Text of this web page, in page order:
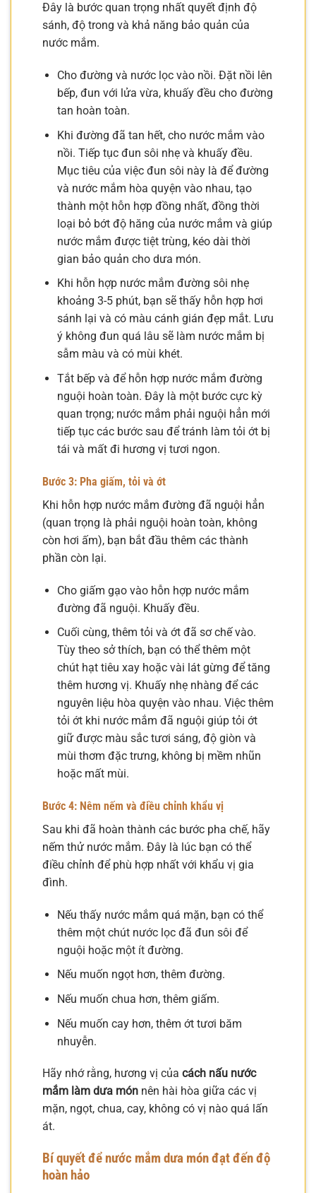
Đây là bước quan trọng nhất quyết định độ
sánh, độ trong và khả năng bảo quản của
nước mắm.
Cho đường và nước lọc vào nồi. Đặt nồi lên
bếp, đun với lửa vừa, khuấy đều cho đường
tan hoàn toàn.
Khi đường đã tan hết, cho nước mắm vào
nồi. Tiếp tục đun sôi nhẹ và khuấy đều.
Mục tiêu của việc đun sôi này là để đường
và nước mắm hòa quyện vào nhau, tạo
thành một hỗn hợp đồng nhất, đồng thời
loại bỏ bớt độ hăng của nước mắm và giúp
nước mắm được tiệt trùng, kéo dài thời
gian bảo quản cho dưa món.
Khi hỗn hợp nước mắm đường sôi nhẹ
khoảng 3-5 phút, bạn sẽ thấy hỗn hợp hơi
sánh lại và có màu cánh gián đẹp mắt. Lưu
ý không đun quá lâu sẽ làm nước mắm bị
sẫm màu và có mùi khét.
Tắt bếp và để hỗn hợp nước mắm đường
nguội hoàn toàn. Đây là một bước cực kỳ
quan trọng; nước mắm phải nguội hẳn mới
tiếp tục các bước sau để tránh làm tỏi ớt bị
tái và mất đi hương vị tươi ngon.
Bước 3: Pha giấm, tỏi và ớt
Khi hỗn hợp nước mắm đường đã nguội hẳn
(quan trọng là phải nguội hoàn toàn, không
còn hơi ấm), bạn bắt đầu thêm các thành
phần còn lại.
Cho giấm gạo vào hỗn hợp nước mắm
đường đã nguội. Khuấy đều.
Cuối cùng, thêm tỏi và ớt đã sơ chế vào.
Tùy theo sở thích, bạn có thể thêm một
chút hạt tiêu xay hoặc vài lát gừng để tăng
thêm hương vị. Khuấy nhẹ nhàng để các
nguyên liệu hòa quyện vào nhau. Việc thêm
tỏi ớt khi nước mắm đã nguội giúp tỏi ớt
giữ được màu sắc tươi sáng, độ giòn và
mùi thơm đặc trưng, không bị mềm nhũn
hoặc mất mùi.
Bước 4: Nêm nếm và điều chỉnh khẩu vị
Sau khi đã hoàn thành các bước pha chế, hãy
nếm thử nước mắm. Đây là lúc bạn có thể
điều chỉnh để phù hợp nhất với khẩu vị gia
đình.
Nếu thấy nước mắm quá mặn, bạn có thể
thêm một chút nước lọc đã đun sôi để
nguội hoặc một ít đường.
Nếu muốn ngọt hơn, thêm đường.
Nếu muốn chua hơn, thêm giấm.
Nếu muốn cay hơn, thêm ớt tươi băm
nhuyễn.
Hãy nhớ rằng, hương vị của cách nấu nước
mắm làm dưa món nên hài hòa giữa các vị
mặn, ngọt, chua, cay, không có vị nào quá lấn
át.
Bí quyết để nước mắm dưa món đạt đến độ
hoàn hảo